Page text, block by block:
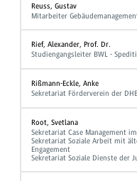
Reuss, Gustav
Mitarbeiter
Rief, Alexander, Prof. Dr.
Studiengangsleiter BWL -
Rißmann-Eckle, Anke
Sekretariat Förderverein der
Root, Svetlana
Sekretariat Case Management
Sekretariat Soziale Arbeit mit
Engagement
Sekretariat Soziale Dienste der